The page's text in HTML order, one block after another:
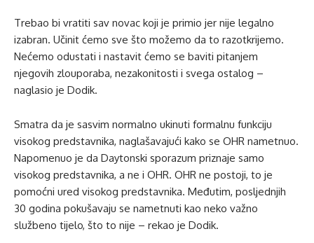
Trebao bi vratiti sav novac koji je primio jer nije legalno
izabran. Učinit ćemo sve što možemo da to razotkrijemo.
Nećemo odustati i nastavit ćemo se baviti pitanjem
njegovih zlouporaba, nezakonitosti i svega ostalog –
naglasio je Dodik.
Smatra da je sasvim normalno ukinuti formalnu funkciju
visokog predstavnika, naglašavajući kako se OHR nametnuo.
Napomenuo je da Daytonski sporazum priznaje samo
visokog predstavnika, a ne i OHR. OHR ne postoji, to je
pomoćni ured visokog predstavnika. Međutim, posljednjih
30 godina pokušavaju se nametnuti kao neko važno
službeno tijelo, što to nije – rekao je Dodik.